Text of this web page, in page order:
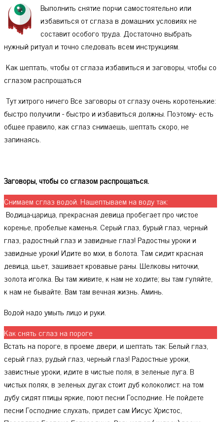
Выполнить снятие порчи самостоятельно или
избавиться от сглаза в домашних условиях не
составит особого труда. Достаточно выбрать
нужный ритуал и точно следовать всем инструкциям.
Как шептать, чтобы от сглаза избавиться и заговоры, чтобы со
сглазом распрощаться
Тут хитрого ничего Все заговоры от сглазу очень коротенькие:
быстро получили - быстро и избавиться должны. Поэтому- есть
общее правило, как сглаз снимаешь, шептать скоро, не
запинаясь.
Заговоры, чтобы со сглазом распрощаться.
Снимаем сглаз водой. Нашептываем на воду так:
Водица-царица, прекрасная девица пробегает про чистое
коренье, пробелые каменья. Серый глаз, бурый глаз, черный
глаз, радостный глаз и завидные глаз! Радостны уроки и
завидные уроки! Идите во мхи, в болота. Там сидит красная
девица, шьет, зашивает кровавые раны. Шелковы ниточки,
золота иголка. Вы там живите, к нам не ходите; вы там гуляйте,
к нам не бывайте. Вам там вечная жизнь. Аминь.
Водой надо умыть лицо и руки.
Как снять сглаз на пороге
Встать на пороге, в проеме двери, и шептать так: Белый глаз,
серый глаз, рудый глаз, черный глаз! Радостные уроки,
завистные уроки, идите в чистые поля, в зеленые луга. В
чистых полях, в зеленых дугах стоит дуб колоколист: на том
дубу сидят птицы яркие, поют песни Господние. Не пойдете
песни Господние слухатъ, придет сам Иисус Христос,